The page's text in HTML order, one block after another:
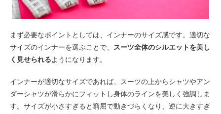
まず必要なポイントとしては、インナーのサイズ感です。適切な
サイズのインナーを選ぶことで、
スーツ全体のシルエットを美し
く見せられるようになります。
インナーが適切なサイズであれば、スーツの上からシャツやアン
ダーシャツが滑らかにフィットし身体のラインを美しく強調しま
す。サイズが小さすぎると窮屈で動きづらくなり、逆に大きすぎ